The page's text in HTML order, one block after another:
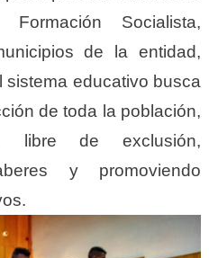
Socialista,
de la entidad,
educativo busca
de toda la población,
libre de exclusión,
y promoviendo